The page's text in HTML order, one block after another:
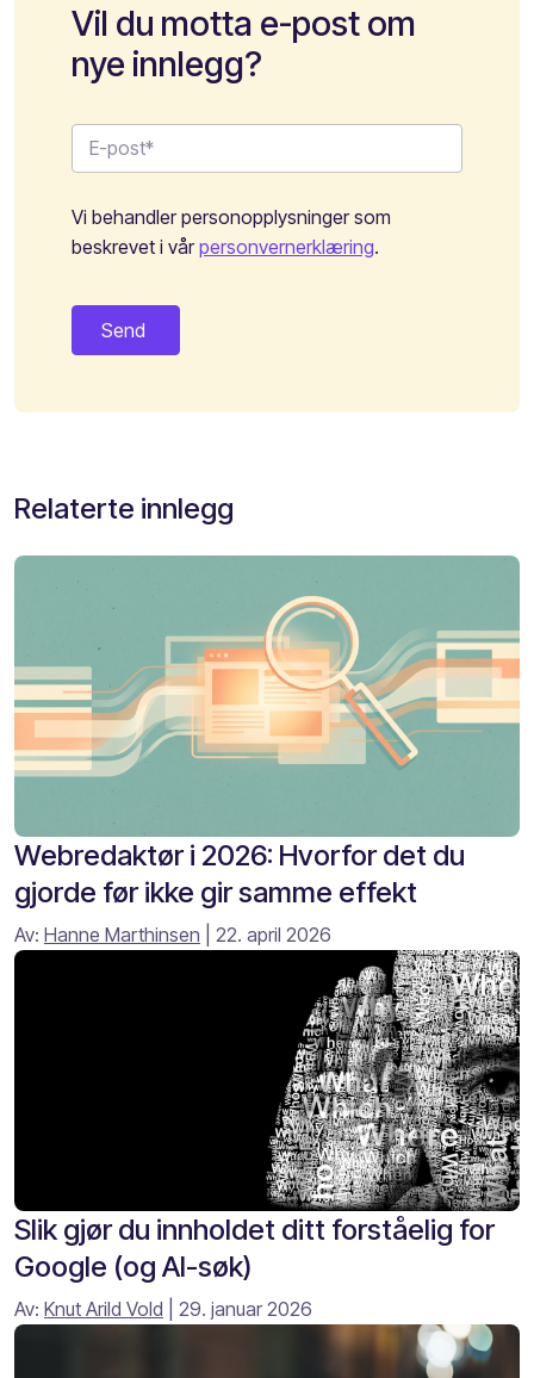
Vil du motta e-post om
nye innlegg?
Vi behandler personopplysninger som
beskrevet i vårpersonvernerklæring.
Relaterte innlegg
Webredaktør i 2026: Hvorfor det du
gjorde før ikke gir samme effekt
Av: Hanne Marthinsen | 22. april 2026
Slik gjør du innholdet ditt forståelig for
Google (og AI-søk)
Av: Knut Arild Vold | 29. januar 2026